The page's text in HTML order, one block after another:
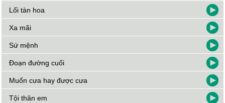
Lối tàn hoa
Xa mãi
Sứ mệnh
Đoạn đường cuối
Muốn cưa hay được cưa
Tội thân em